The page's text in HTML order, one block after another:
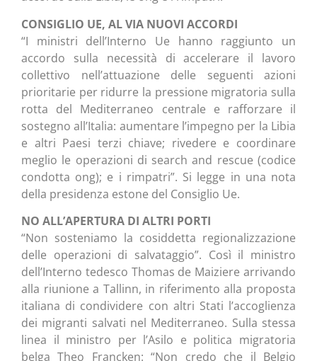
CONSIGLIO UE, AL VIA NUOVI ACCORDI
“I ministri dell’Interno Ue hanno raggiunto un
accordo sulla necessità di accelerare il lavoro
collettivo nell’attuazione delle seguenti azioni
prioritarie per ridurre la pressione migratoria sulla
rotta del Mediterraneo centrale e rafforzare il
sostegno all’Italia: aumentare l’impegno per la Libia
e altri Paesi terzi chiave; rivedere e coordinare
meglio le operazioni di search and rescue (codice
condotta ong); e i rimpatri”. Si legge in una nota
della presidenza estone del Consiglio Ue.
NO ALL’APERTURA DI ALTRI PORTI
“Non sosteniamo la cosiddetta regionalizzazione
delle operazioni di salvataggio”. Così il ministro
dell’Interno tedesco Thomas de Maiziere arrivando
alla riunione a Tallinn, in riferimento alla proposta
italiana di condividere con altri Stati l’accoglienza
dei migranti salvati nel Mediterraneo. Sulla stessa
linea il ministro per l’Asilo e politica migratoria
belga Theo Francken: “Non credo che il Belgio